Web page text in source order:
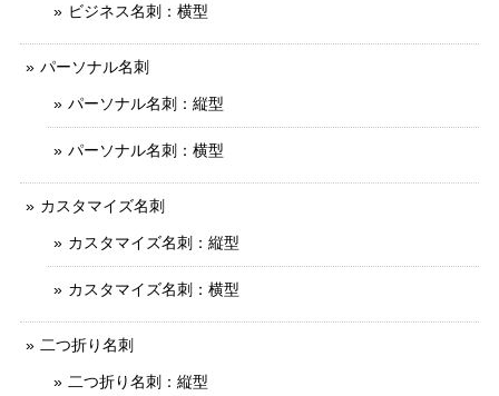
ビジネス名刺：横型
パーソナル名刺
パーソナル名刺：縦型
パーソナル名刺：横型
カスタマイズ名刺
カスタマイズ名刺：縦型
カスタマイズ名刺：横型
二つ折り名刺
二つ折り名刺：縦型